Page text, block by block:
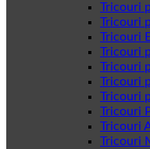
Tricouri
Tricouri
Tricouri
Tricouri
Tricouri
Tricouri
Tricouri
Tricouri
Tricouri
Tricouri